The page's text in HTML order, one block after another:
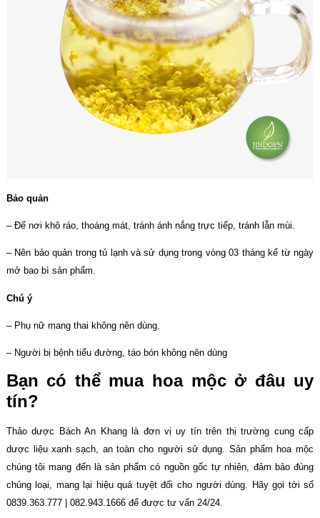
Bảo quản
– Để nơi khô ráo, thoáng mát, tránh ánh nắng trực tiếp, tránh lẫn mùi.
– Nên bảo quản trong tủ lạnh và sử dụng trong vòng 03 tháng kể từ ngày
mở bao bì sản phẩm.
Chú ý
– Phụ nữ mang thai không nên dùng.
– Người bị bệnh tiểu đường, táo bón không nên dùng
Bạn có thể mua hoa mộc ở đâu uy
tín?
Thảo dược Bách An Khang là đơn vị uy tín trên thị trường cung cấp
dược liệu xanh sạch, an toàn cho người sử dụng. Sản phẩm hoa mộc
chúng tôi mang đến là sản phẩm có nguồn gốc tự nhiên, đảm bảo đúng
chủng loại, mang lại hiệu quả tuyệt đối cho người dùng. Hãy gọi tới số
0839.363.777 | 082.943.1666 để được tư vấn 24/24.